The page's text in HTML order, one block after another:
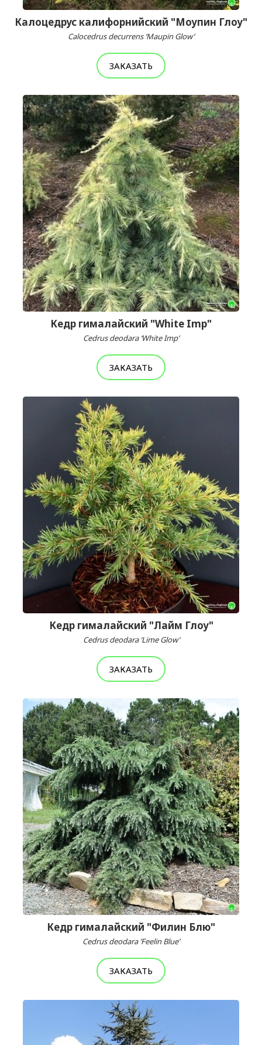
Калоцедрус калифорнийский "Моупин Глоу"
Calocedrus decurrens ‘Maupin Glow’
ЗАКАЗАТЬ
Кедр гималайский "White Imp"
Cedrus deodara ‘White Imp’
ЗАКАЗАТЬ
Кедр гималайский "Лайм Глоу"
Cedrus deodara ‘Lime Glow’
ЗАКАЗАТЬ
Кедр гималайский "Филин Блю"
Cedrus deodara ’Feelin Blue’
ЗАКАЗАТЬ